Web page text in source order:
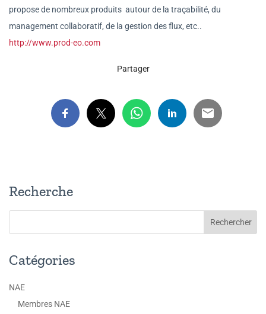
propose de nombreux produits autour de la traçabilité, du
management collaboratif, de la gestion des flux, etc..
http://www.prod-eo.com
Partager
Recherche
Catégories
NAE
Membres NAE